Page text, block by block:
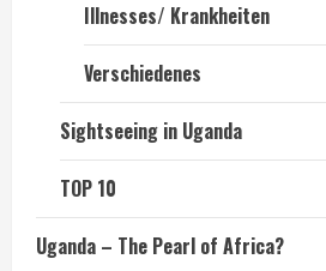
Illnesses/ Krankheiten
Verschiedenes
Sightseeing in Uganda
TOP 10
Uganda – The Pearl of Africa?